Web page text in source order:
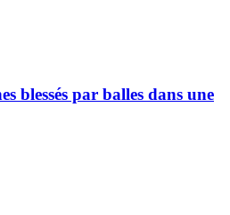
blessés par balles dans une